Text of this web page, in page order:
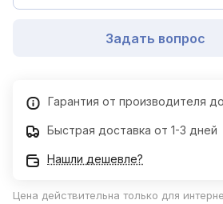
Задать вопрос
Гарантия от производителя
Быстрая доставка от 1-3 дней
Нашли дешевле?
Цена действительна только для